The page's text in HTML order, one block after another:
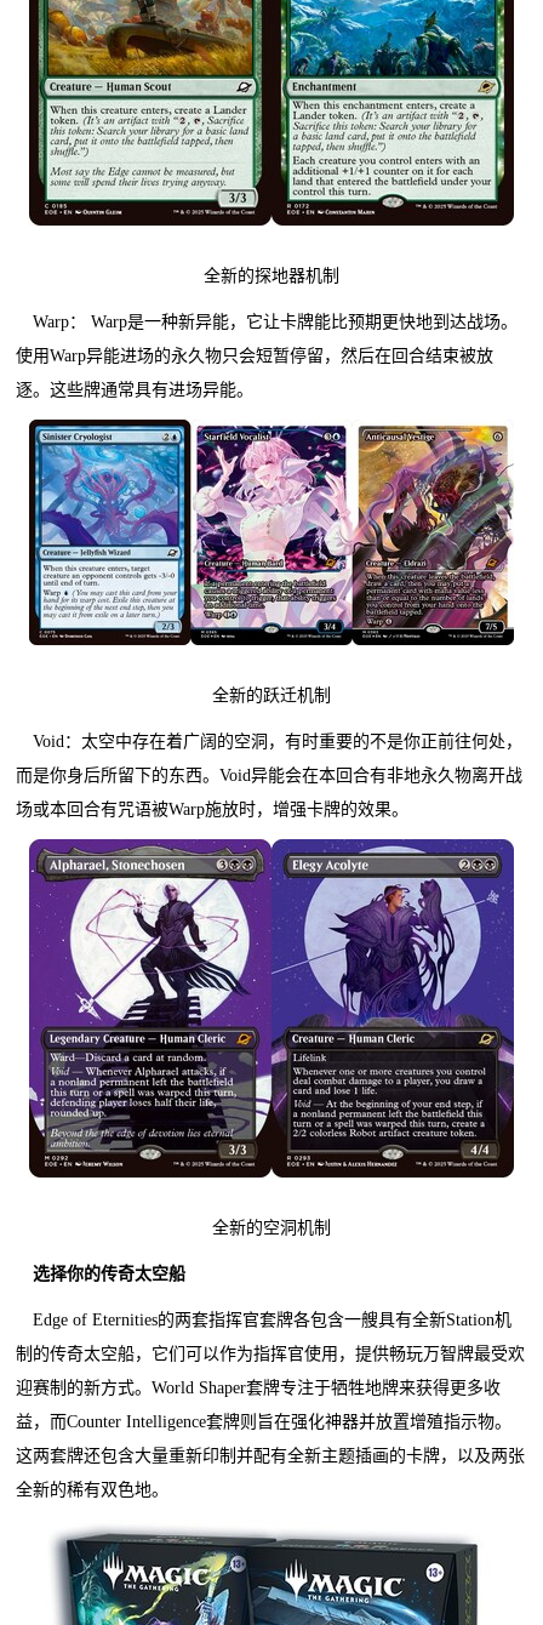
全新的探地器机制
Warp： Warp是一种新异能，它让卡牌能比预期更快地到达战场。
使用Warp异能进场的永久物只会短暂停留，然后在回合结束被放
逐。这些牌通常具有进场异能。
全新的跃迁机制
Void：太空中存在着广阔的空洞，有时重要的不是你正前往何处，
而是你身后所留下的东西。Void异能会在本回合有非地永久物离开战
场或本回合有咒语被Warp施放时，增强卡牌的效果。
全新的空洞机制
选择你的传奇太空船
Edge of Eternities的两套指挥官套牌各包含一艘具有全新Station机
制的传奇太空船，它们可以作为指挥官使用，提供畅玩万智牌最受欢
迎赛制的新方式。World Shaper套牌专注于牺牲地牌来获得更多收
益，而Counter Intelligence套牌则旨在强化神器并放置增殖指示物。
这两套牌还包含大量重新印制并配有全新主题插画的卡牌，以及两张
全新的稀有双色地。